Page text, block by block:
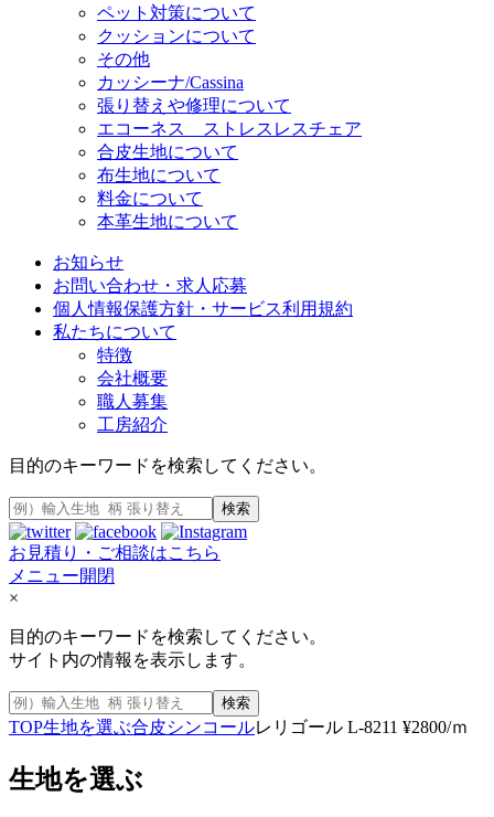
ペット対策について
クッションについて
その他
カッシーナ/Cassina
張り替えや修理について
エコーネス ストレスレスチェア
合皮生地について
布生地について
料金について
本革生地について
お知らせ
お問い合わせ・求人応募
個人情報保護方針・サービス利用規約
私たちについて
特徴
会社概要
職人募集
工房紹介
目的のキーワードを検索してください。
検索
お見積り・ご相談はこちら
メニュー開閉
×
目的のキーワードを検索してください。
サイト内の情報を表示します。
検索
TOP生地を選ぶ合皮シンコールレリゴール L-8211 ¥2800/ｍ
生地を選ぶ